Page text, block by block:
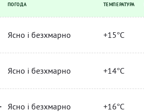
ПОГОДА ТЕМПЕРАТУРА
Ясно і безхмарно +15°C
Ясно і безхмарно +14°C
Ясно і безхмарно +16°C